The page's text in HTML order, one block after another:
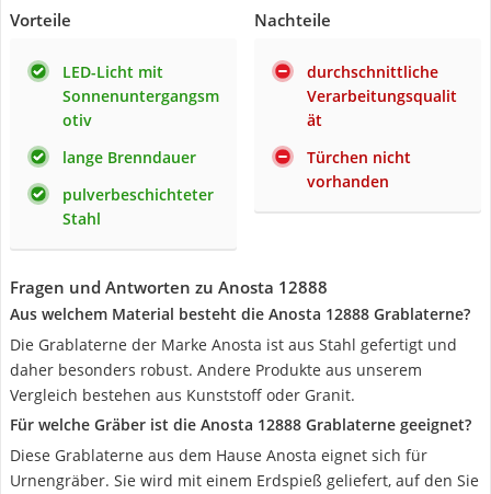
Vorteile
LED-Licht mit
Sonnenuntergangsm
otiv
lange Brenndauer
pulverbeschichteter
Stahl
Nachteile
durchschnittliche
Verarbeitungsqualit
ät
Türchen nicht
vorhanden
Fragen und Antworten zu Anosta 12888
Aus welchem Material besteht die Anosta 12888 Grablaterne?
Die Grablaterne der Marke Anosta ist aus Stahl gefertigt und
daher besonders robust. Andere Produkte aus unserem
Vergleich bestehen aus Kunststoff oder Granit.
Für welche Gräber ist die Anosta 12888 Grablaterne geeignet?
Diese Grablaterne aus dem Hause Anosta eignet sich für
Urnengräber. Sie wird mit einem Erdspieß geliefert, auf den Sie